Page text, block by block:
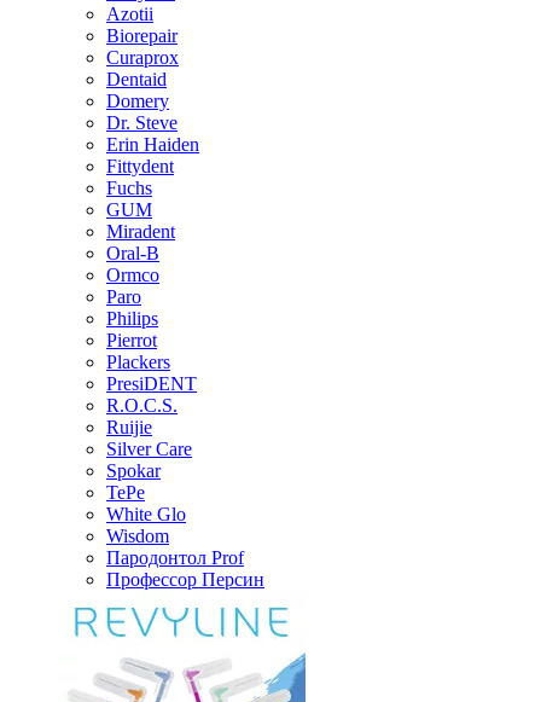
Azotii
Biorepair
Curaprox
Dentaid
Domery
Dr. Steve
Erin Haiden
Fittydent
Fuchs
GUM
Miradent
Oral-B
Ormco
Paro
Philips
Pierrot
Plackers
PresiDENT
R.O.C.S.
Ruijie
Silver Care
Spokar
TePe
White Glo
Wisdom
Пародонтол Prof
Профессор Персин